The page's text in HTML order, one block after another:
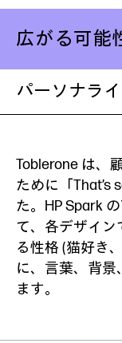
広がる可能
パーソナラ
Toblerone は、
ために「That’s
た。HP Spark
て、各デザイン
る性格 (猫好き
に、言葉、背
ます。